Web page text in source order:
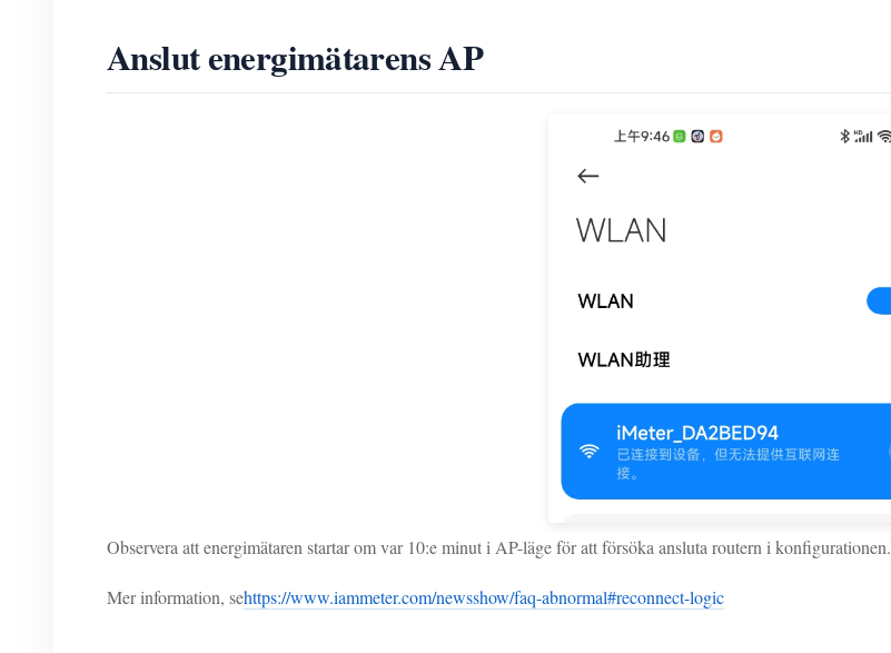
Anslut energimätarens AP
Observera att energimätaren startar om var 10:e minut i AP-läge för att försöka ansluta routern i konfigurationen.
Mer information, sehttps://www.iammeter.com/newsshow/faq-abnormal#reconnect-logic